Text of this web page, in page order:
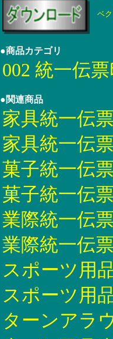
ベ
●商品カテゴリ
002 統一伝
●関連商品
家具統一伝
家具統一伝
菓子統一伝
菓子統一伝
業際統一伝
業際統一伝
スポーツ用
スポーツ用
ターンアラ